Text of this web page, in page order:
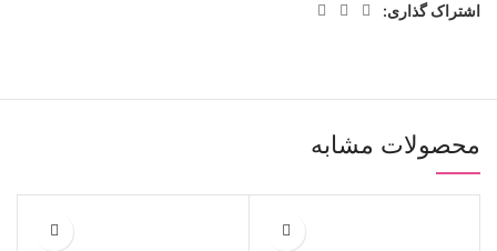
اشتراک گذاری:
محصولات مشابه